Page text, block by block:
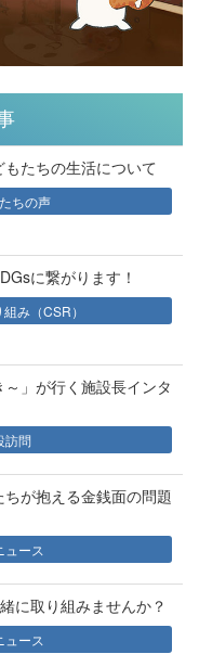
たちの生活について
ちの声
に繋がります！
み（CSR）
～」が行く施設長インタ
訪問
が抱える金銭面の問題
ュース
に取り組みませんか？
ュース